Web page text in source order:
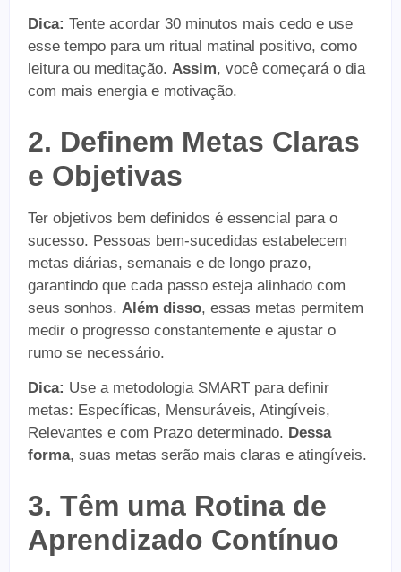
Dica: Tente acordar 30 minutos mais cedo e use
esse tempo para um ritual matinal positivo, como
leitura ou meditação. Assim, você começará o dia
com mais energia e motivação.
2. Definem Metas Claras
e Objetivas
Ter objetivos bem definidos é essencial para o
sucesso. Pessoas bem-sucedidas estabelecem
metas diárias, semanais e de longo prazo,
garantindo que cada passo esteja alinhado com
seus sonhos. Além disso, essas metas permitem
medir o progresso constantemente e ajustar o
rumo se necessário.
Dica: Use a metodologia SMART para definir
metas: Específicas, Mensuráveis, Atingíveis,
Relevantes e com Prazo determinado. Dessa
forma, suas metas serão mais claras e atingíveis.
3. Têm uma Rotina de
Aprendizado Contínuo